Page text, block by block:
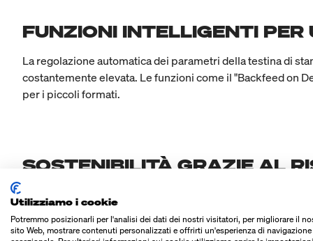
FUNZIONI INTELLIGENTI PER
La regolazione automatica dei parametri della testina di
costantemente elevata. Le funzioni come il "Backfeed on
per i piccoli formati.
SOSTENIBILITÀ GRAZIE AL
La funzione opzionale di risparmio della pellicola
e l’impatto ambientale. Inoltre, la durata della testina di
Utilizziamo i cookie
Potremmo posizionarli per l'analisi dei dati dei nostri visitatori, per migliorare il
sito Web, mostrare contenuti personalizzati e offrirti un'esperienza di navigazione